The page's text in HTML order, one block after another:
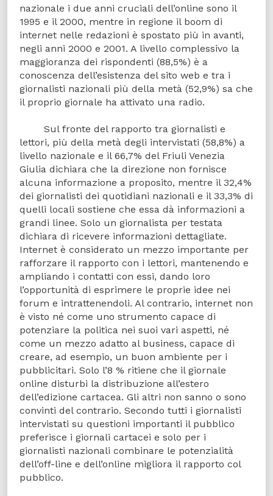
nazionale i due anni cruciali dell’online sono il
1995 e il 2000, mentre in regione il boom di
internet nelle redazioni è spostato più in avanti,
negli anni 2000 e 2001. A livello complessivo la
maggioranza dei rispondenti (88,5%) è a
conoscenza dell’esistenza del sito web e tra i
giornalisti nazionali più della metà (52,9%) sa che
il proprio giornale ha attivato una radio.
Sul fronte del rapporto tra giornalisti e
lettori, più della metà degli intervistati (58,8%) a
livello nazionale e il 66,7% del Friuli Venezia
Giulia dichiara che la direzione non fornisce
alcuna informazione a proposito, mentre il 32,4%
dei giornalisti dei quotidiani nazionali e il 33,3% di
quelli locali sostiene che essa dà informazioni a
grandi linee. Solo un giornalista per testata
dichiara di ricevere informazioni dettagliate.
Internet è considerato un mezzo importante per
rafforzare il rapporto con i lettori, mantenendo e
ampliando i contatti con essi, dando loro
l’opportunità di esprimere le proprie idee nei
forum e intrattenendoli. Al contrario, internet non
è visto né come uno strumento capace di
potenziare la politica nei suoi vari aspetti, né
come un mezzo adatto al business, capace di
creare, ad esempio, un buon ambiente per i
pubblicitari. Solo l’8 % ritiene che il giornale
online disturbi la distribuzione all’estero
dell’edizione cartacea. Gli altri non sanno o sono
convinti del contrario. Secondo tutti i giornalisti
intervistati su questioni importanti il pubblico
preferisce i giornali cartacei e solo per i
giornalisti nazionali combinare le potenzialità
dell’off-line e dell’online migliora il rapporto col
pubblico.